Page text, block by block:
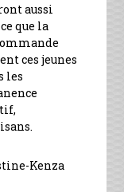
aussi
que la
ces jeunes
les
Kenza